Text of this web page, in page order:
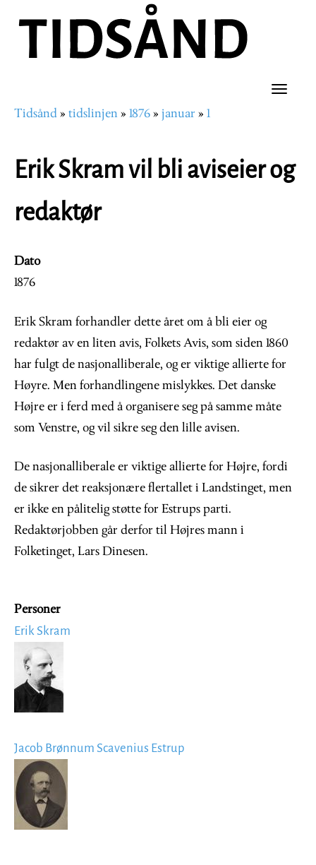
hovedinnhold
Toggle
Navigasjonssti
Tidsånd tidslinjen 1876 januar 1
Erik Skram vil bli aviseier og
redaktør
Dato
1876
Erik Skram forhandler dette året om å bli eier og
redaktør av en liten avis, Folkets Avis, som siden 1860
har fulgt de nasjonalliberale, og er viktige allierte for
Høyre. Men forhandlingene mislykkes. Det danske
Højre er i ferd med å organisere seg på samme måte
som Venstre, og vil sikre seg den lille avisen.
De nasjonalliberale er viktige allierte for Højre, fordi
de sikrer det reaksjonære flertallet i Landstinget, men
er ikke en pålitelig støtte for Estrups parti.
Redaktørjobben går derfor til Højres mann i
Folketinget, Lars Dinesen.
Personer
Erik Skram
Image
Jacob Brønnum Scavenius Estrup
Image